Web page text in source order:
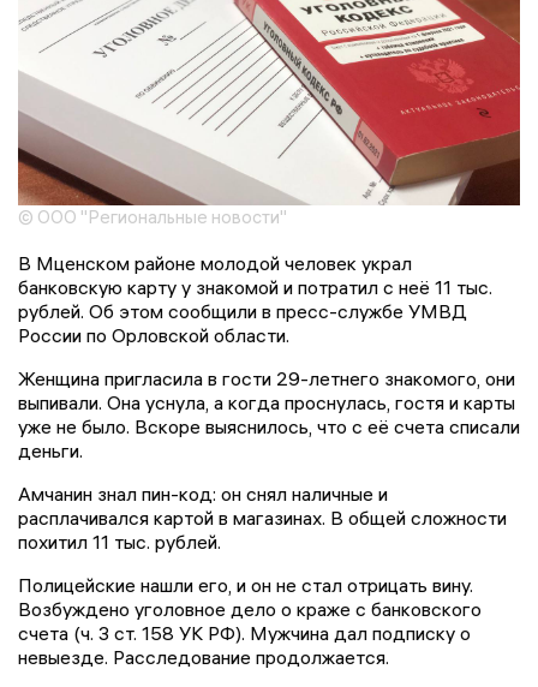
© ООО "Региональные новости"
В Мценском районе молодой человек украл
банковскую карту у знакомой и потратил с неё 11 тыс.
рублей. Об этом сообщили в пресс-службе УМВД
России по Орловской области.
Женщина пригласила в гости 29-летнего знакомого, они
выпивали. Она уснула, а когда проснулась, гостя и карты
уже не было. Вскоре выяснилось, что с её счета списали
деньги.
Амчанин знал пин-код: он снял наличные и
расплачивался картой в магазинах. В общей сложности
похитил 11 тыс. рублей.
Полицейские нашли его, и он не стал отрицать вину.
Возбуждено уголовное дело о краже с банковского
счета (ч. 3 ст. 158 УК РФ). Мужчина дал подписку о
невыезде. Расследование продолжается.